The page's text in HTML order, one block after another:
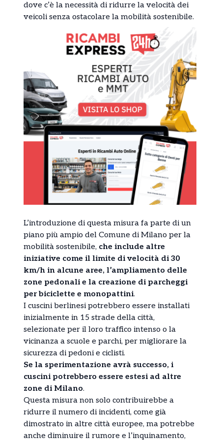
dove c’è la necessità di ridurre la velocità dei
veicoli senza ostacolare la mobilità sostenibile.
L’introduzione di questa misura fa parte di un
piano più ampio del Comune di Milano per la
mobilità sostenibile, che include altre
iniziative come il limite di velocità di 30
km/h in alcune aree, l’ampliamento delle
zone pedonali e la creazione di parcheggi
per biciclette e monopattini.
I cuscini berlinesi potrebbero essere installati
inizialmente in 15 strade della città,
selezionate per il loro traffico intenso o la
vicinanza a scuole e parchi, per migliorare la
sicurezza di pedoni e ciclisti.
Se la sperimentazione avrà successo, i
cuscini potrebbero essere estesi ad altre
zone di Milano.
Questa misura non solo contribuirebbe a
ridurre il numero di incidenti, come già
dimostrato in altre città europee, ma potrebbe
anche diminuire il rumore e l’inquinamento,